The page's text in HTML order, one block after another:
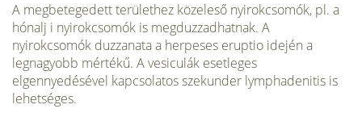
A megbetegedett területhez közeleső nyirokcsomók, pl. a
hónalj i nyirokcsomók is megduzzadhatnak. A
nyirokcsomók duzzanata a herpeses eruptio idején a
legnagyobb mértékű. A vesiculák esetleges
elgennyedésével kapcsolatos szekunder lymphadenitis is
lehetséges.